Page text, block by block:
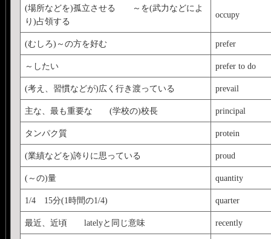
(場所などを)孤立させる ～を(武力などによ
り)占領する
occupy
(むしろ)～の方を好む prefer
～したい prefer to do
(考え、習慣などが)広く行き渡っている prevail
主な、最も重要な (学校の)校長 principal
タンパク質 protein
(業績などを)誇りに思っている proud
(～の)量 quantity
1/4 15分(1時間の1/4) quarter
最近、近頃 latelyと同じ意味 recently